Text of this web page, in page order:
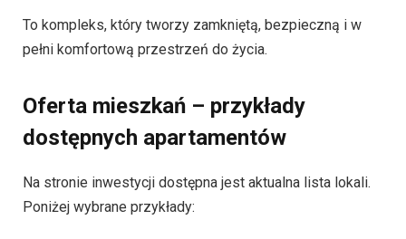
To kompleks, który tworzy zamkniętą, bezpieczną i w
pełni komfortową przestrzeń do życia.
Oferta mieszkań – przykłady
dostępnych apartamentów
Na stronie inwestycji dostępna jest aktualna lista lokali.
Poniżej wybrane przykłady: